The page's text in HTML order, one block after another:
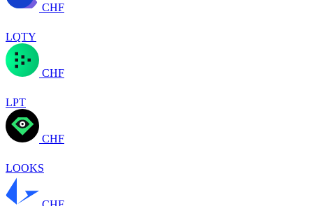
CHF
LQTY
CHF
LPT
CHF
LOOKS